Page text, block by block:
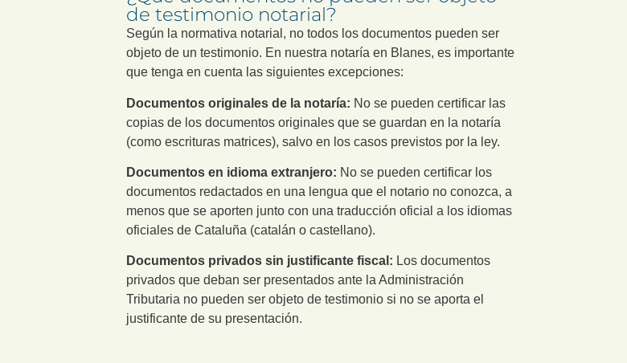
de testimonio notarial?
Según la normativa notarial, no todos los documentos pueden ser
objeto de un testimonio. En nuestra notaría en Blanes, es importante
que tenga en cuenta las siguientes excepciones:
Documentos originales de la notaría: No se pueden certificar las
copias de los documentos originales que se guardan en la notaría
(como escrituras matrices), salvo en los casos previstos por la ley.
Documentos en idioma extranjero: No se pueden certificar los
documentos redactados en una lengua que el notario no conozca, a
menos que se aporten junto con una traducción oficial a los idiomas
oficiales de Cataluña (catalán o castellano).
Documentos privados sin justificante fiscal: Los documentos
privados que deban ser presentados ante la Administración
Tributaria no pueden ser objeto de testimonio si no se aporta el
justificante de su presentación.